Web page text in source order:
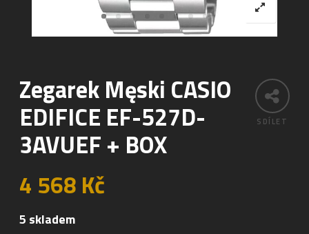
SDÍLET
Zegarek Męski CASIO
EDIFICE EF-527D-
3AVUEF + BOX
4 568Kč
5 skladem